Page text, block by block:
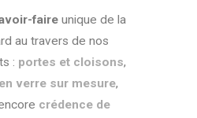
faire unique de la
au travers de nos
: portes et cloisons,
verre sur mesure,
crédence de